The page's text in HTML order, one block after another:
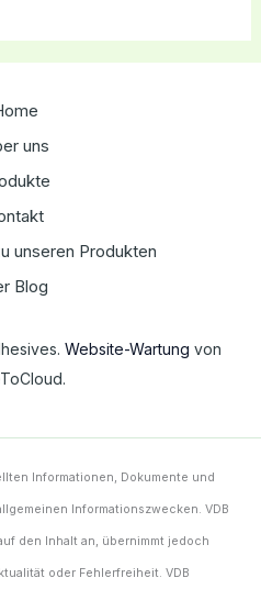
uns
unseren Produkten
Blog
Website-Wartung von
Informationen, Dokumente und
Informationszwecken. VDB
den Inhalt an, übernimmt jedoch
oder Fehlerfreiheit. VDB